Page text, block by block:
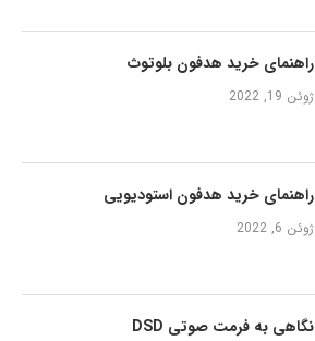
راهنمای خرید هدفون بلوتوث
ژوئن 19, 2022
راهنمای خرید هدفون استودیویی
ژوئن 6, 2022
نگاهی به فرمت صوتی DSD